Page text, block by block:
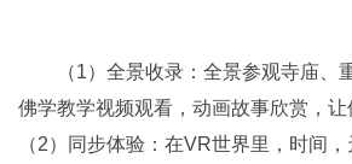
（1）全景收录：全景参观寺庙、重
佛学教学视频观看，动画故事欣赏，让
（2）同步体验：在VR世界里，时间